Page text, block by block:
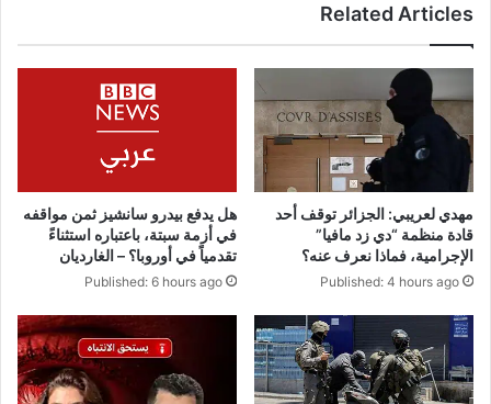
Related Articles
مهدي لعريبي: الجزائر توقف أحد
قادة منظمة “دي زد مافيا”
الإجرامية، فماذا نعرف عنه؟
Published: 4 hours ago
هل يدفع بيدرو سانشيز ثمن مواقفه
في أزمة سبتة، باعتباره استثناءً
تقدمياً في أوروبا؟ – الغارديان
Published: 6 hours ago